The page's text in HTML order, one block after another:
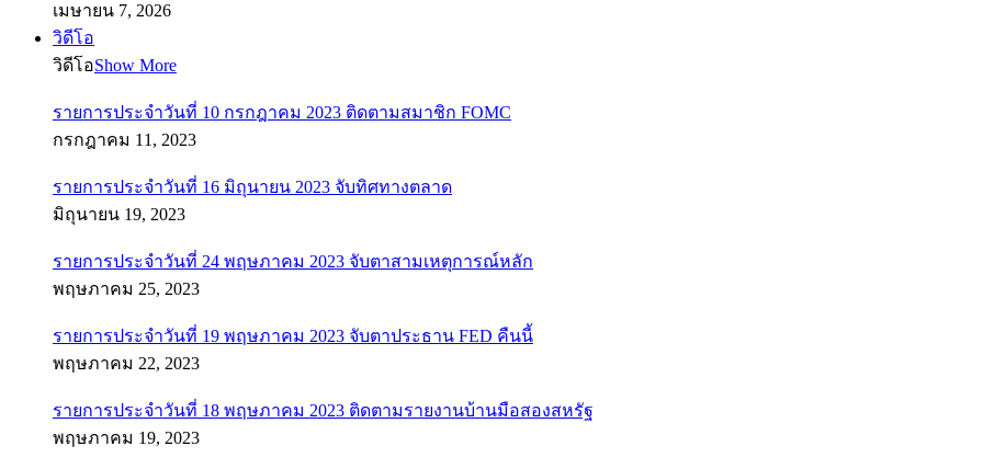
เมษายน 7, 2026
วิดีโอ
วิดีโอShow More
รายการประจำวันที่ 10 กรกฎาคม 2023 ติดตามสมาชิก FOMC
กรกฎาคม 11, 2023
รายการประจำวันที่ 16 มิถุนายน 2023 จับทิศทางตลาด
มิถุนายน 19, 2023
รายการประจำวันที่ 24 พฤษภาคม 2023 จับตาสามเหตุการณ์หลัก
พฤษภาคม 25, 2023
รายการประจำวันที่ 19 พฤษภาคม 2023 จับตาประธาน FED คืนนี้
พฤษภาคม 22, 2023
รายการประจำวันที่ 18 พฤษภาคม 2023 ติดตามรายงานบ้านมือสองสหรัฐ
พฤษภาคม 19, 2023